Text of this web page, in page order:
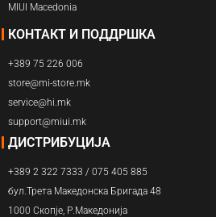
MIUI Macedonia
КОНТАКТ И ПОДДРШКА
+389 75 226 006
store@mi-store.mk
service@hi.mk
support@miui.mk
ДИСТРИБУЦИЈА
+389 2 322 7333 / 075 405 885
бул.Трета Македонска Бригада 48
1000 Скопје, Р.Македонија